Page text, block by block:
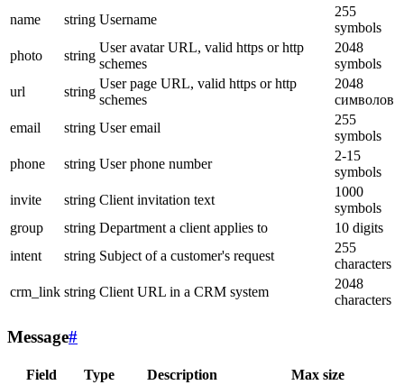
name string Username
255
symbols
photo
string
User avatar URL, valid https or http
schemes
2048
symbols
url
string
User page URL, valid https or http
schemes
2048
символов
email
string User email
255
symbols
phone
string User phone number
2-15
symbols
invite
string Client invitation text
1000
symbols
group
string Department a client applies to
10 digits
intent
string Subject of a customer's request
255
characters
crm_link string Client URL in a CRM system
2048
characters
Message#
Field Type Description Max size